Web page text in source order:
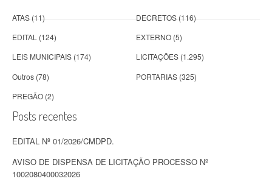
ATAS (11) DECRETOS (116)
EDITAL (124) EXTERNO (5)
LEIS MUNICIPAIS (174) LICITAÇÕES (1.295)
Outros (78) PORTARIAS (325)
PREGÃO (2)
Posts recentes
EDITAL Nº 01/2026/CMDPD.
AVISO DE DISPENSA DE LICITAÇÃO PROCESSO Nº
1002080400032026